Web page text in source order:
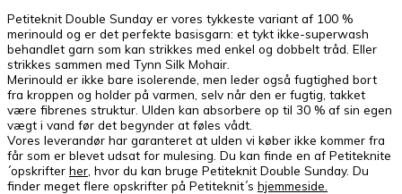
Petiteknit Double Sunday er vores tykkeste variant af 100 %
merinould og er det perfekte basisgarn: et tykt ikke-superwash
behandlet garn som kan strikkes med enkel og dobbelt tråd. Eller
strikkes sammen med Tynn Silk Mohair.
Merinould er ikke bare isolerende, men leder også fugtighed bort
fra kroppen og holder på varmen, selv når den er fugtig, takket
være fibrenes struktur. Ulden kan absorbere op til 30 % af sin egen
vægt i vand før det begynder at føles vådt.
Vores leverandør har garanteret at ulden vi køber ikke kommer fra
får som er blevet udsat for mulesing. Du kan finde en af Petiteknite
´opskrifter her , hvor du kan bruge Petiteknit Double Sunday. Du
finder meget flere opskrifter på Petiteknit´s hjemmeside.